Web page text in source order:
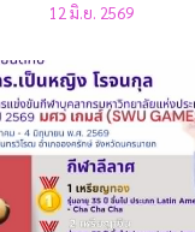
12 มิ.ย. 2569